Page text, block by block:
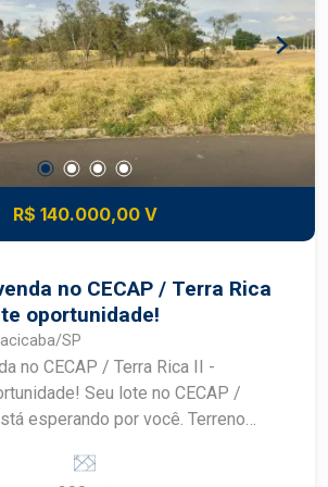
#Cecap #TerraRicaII
#FriasNeto
R$ 140.000,00 V
no CECAP / Terra Rica
oportunidade!
SP
no CECAP / Terra Rica II -
Seu lote no CECAP /
esperando por você. Terreno
localizado em uma região